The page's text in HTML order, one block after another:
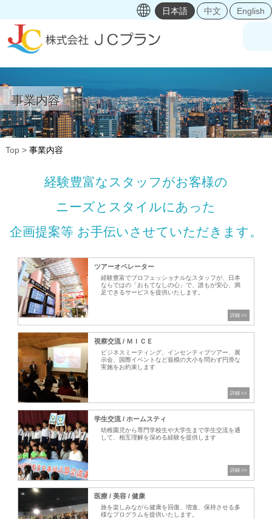
日本語 中文 English
事業内容
Top 事業内容
経験豊富なスタッフがお客様の
ニーズとスタイルにあった
企画提案等 お手伝いさせていただきます。
ツアーオペレーター
経験豊富でプロフェッショナルなスタッフが、日本
ならではの「おもてなしの心」で、誰もが安心、満
足できるサービスを提供いたします。
視察交流 / ＭＩＣＥ
ビジネスミーティング、インセンティブツアー、展
示会、国際イベントなど規模の大小を問わず円滑な
実施をお約束します
学生交流 / ホームスティ
幼稚園児から専門学校生や大学生まで学生交流を通
して、相互理解を深める経験を提供します
医療 / 美容 / 健康
旅を楽しみながら健康を回復、増進、保持させる多
様なプログラムを提供いたします。